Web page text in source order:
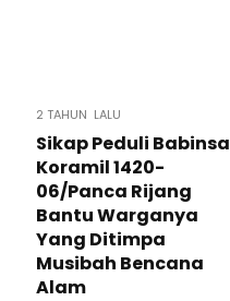
2 TAHUN LALU
Sikap Peduli Babinsa
Koramil 1420-
06/Panca Rijang
Bantu Warganya
Yang Ditimpa
Musibah Bencana
Alam